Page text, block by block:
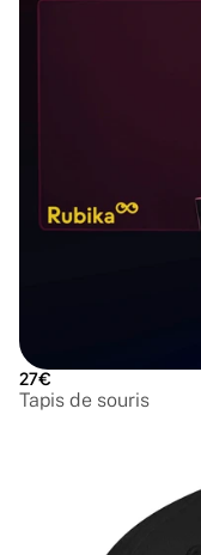
27€
Tapis de souris